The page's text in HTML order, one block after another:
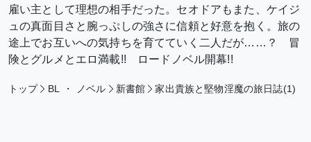
雇い主として理想の相手だった。セオドアもまた、ケイジ
ュの真面目さと腕っぷしの強さに信頼と好意を抱く。旅の
途上でお互いへの気持ちを育てていく二人だが……？ 冒
険とグルメとエロ満載!! ロードノベル開幕!!
トップ BL ・ ノベル 新書館 家出貴族と堅物淫魔の旅日誌(1)